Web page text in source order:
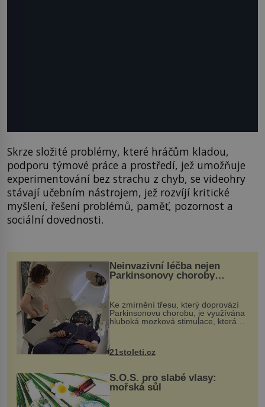
Skrze složité problémy, které hráčům kladou,
podporu týmové práce a prostředí, jež umožňuje
experimentování bez strachu z chyb, se videohry
stávají učebním nástrojem, jež rozvíjí kritické
myšlení, řešení problémů, paměť, pozornost a
sociální dovednosti.
Neinvazivní léčba nejen
Parkinsonovy choroby
Ke zmírnění třesu, který doprovází
Parkinsonovu chorobu, je využívána
hluboká mozková stimulace, která
však vyžaduje vysoce invazivní
k dostatečně přesnému zacílení ...
21stoleti.cz
S.O.S. pro slabé vlasy:
mořská sůl